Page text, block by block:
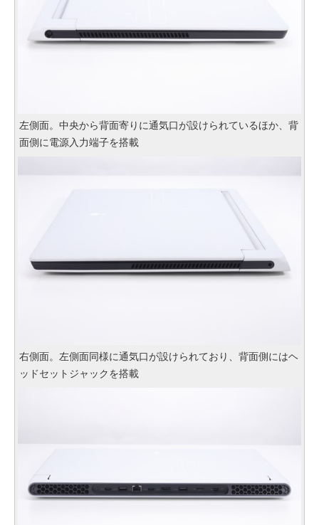
左側面。中央から背面寄りに通気口が設けられているほか、背
面側に電源入力端子を搭載
右側面。左側面同様に通気口が設けられており、背面側にはヘ
ッドセットジャックを搭載